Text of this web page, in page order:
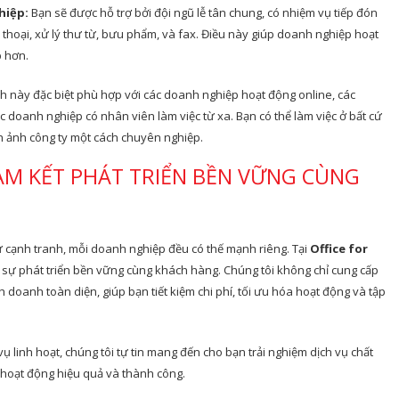
Bạn sẽ được hỗ trợ bởi đội ngũ lễ tân chung, có nhiệm vụ tiếp đón
xử lý thư từ, bưu phẩm, và fax. Điều này giúp doanh nghiệp hoạt
hơn.
này đặc biệt phù hợp với các doanh nghiệp hoạt động online, các
nghiệp có nhân viên làm việc từ xa. Bạn có thể làm việc ở bất cứ
công ty một cách chuyên nghiệp.
KẾT PHÁT TRIỂN BỀN VỮNG CÙNG
tranh, mỗi doanh nghiệp đều có thế mạnh riêng. Tại Office for
phát triển bền vững cùng khách hàng. Chúng tôi không chỉ cung cấp
doanh toàn diện, giúp bạn tiết kiệm chi phí, tối ưu hóa hoạt động và tập
linh hoạt, chúng tôi tự tin mang đến cho bạn trải nghiệm dịch vụ chất
động hiệu quả và thành công.